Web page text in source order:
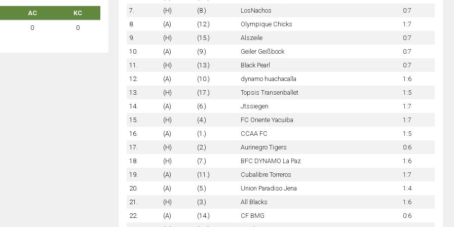
AC
KC
0 0
7.
(H) (8.) LosNachos
0:7
8.
(A) (12.) Olympique Chicks
1:7
9.
(H) (15.) Alszeile
0:7
10.
(A) (9.) Geiler Geißbock
0:7
11.
(H) (13.) Black Pearl
0:7
12.
(A) (10.) dynamo huachacalla
1:6
13.
(H) (17.) Topsis Transenballet
1:5
14.
(A) (6.) Jtssiegen
1:7
15.
(H) (4.) FC Oriente Yacuiba
1:7
16.
(A) (1.) CCAA FC
1:5
17.
(H) (2.) Aurinegro Tigers
0:6
18.
(H) (7.) BFC DYNAMO La Paz
1:6
19.
(A) (11.) Cubalibre Torreros
1:7
20.
(A) (5.) Union Paradiso Jena
1:4
21.
(H) (3.) All Blacks
1:6
22.
(A) (14.) CF BMG
0:6